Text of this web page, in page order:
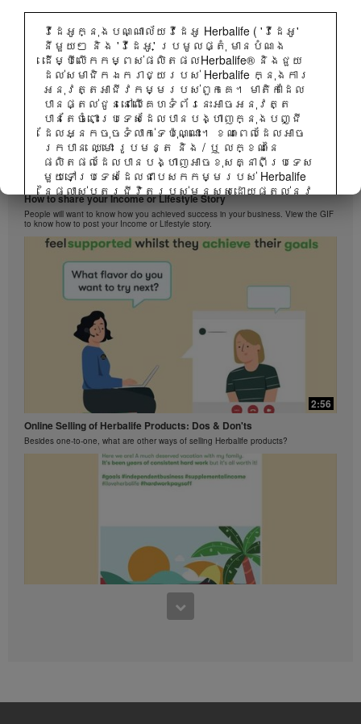
វីដេអូក្នុងបណ្ណាល័យវីដេអូ Herbalife ( 'វីដេអូ'
នីមួយៗ និង 'វីដេអូ' ប្រមូលផ្តុំ មានបំណង
ដើម្បីលើកកម្ពស់ផលិតផលHerbalife® និងជួយ
ដល់សមាជិកឯករាជ្យរបស់ Herbalife ក្នុងការ
អនុវត្តអាជីវកម្មរបស់ពួកគេ។ មាតិកាដែល
បានផ្តល់ជូននៅលើគេហទំព័រនេះអាចអនុវត្ត
បានតែចំពោះប្រទេសដែលបានបង្ហាញក្នុងបញ្ជី
ដែលអ្នកចុចទំលាក់ទេប៉ុណ្ណោះ។ ខណៈពេលដែលអាច
រកបាន ឈ្មោះ រូបមន្ត និង / ឬ លក្ខណៈនៃ
ផលិតផលដែលបានបង្ហាញអាចខុសគ្នាពីប្រទេស
មួយទៅប្រទេសដែលជាបេសកកម្មរបស់ Herbalife
នៃផ្លាស់ប្តូរជីវិតរបស់មនុស្សដោយផ្តល់នូវ
ឱកាសអាជីវកម្មល្អបំផុតនៅក្នុងការលក់ដោយ
ផ្ទាល់និងអាហារូបត្ថម្ភនិងផលិតផលគ្រប់
គ្រងទម្ងន់ដែលល្អបំផុតគឺ ប្រើប្រាស់បាននៅ
គ្រប់ទីកន្លែង។
វីដេអូអាចរួមមានទាំងបរិមាណលក់ ឬបទពិសោធន៍
នៃប្រាក់ចំណូលរបស់សមាជិកឯករាជ្យរបស់
Herbalife ដែលមាននៅក្នុងកម្រិតខុសគ្នានៅក្នុង
ផែនការទីផ្សារនិងអ្នកដែលរស់នៅក្នុងបណ្តា
ប្រទេសជាច្រើន។ ប្រាក់ចំណូលអនុវត្តចំពោះ
បុគ្គលមនុស្សម្នាក់ៗ (ឬ ឧទាហរណ៍) ត្រួវ
បានពណ៌នា និងមិនមែនជាមធ្យមភាគ ហើយក៏មិន
អាចបង្ហាញការធានានូវអ្វីដែឡអ្នករកបាន។
សម្រាប់ទិន្នន័យជាមធ្យមថ្មីបំផុត
លទ្ធផលហិរញ្ញវត្ថុអនុវត្តទៅតំបន់ដែល
អ្នកធ្វើមុខជំនួញរបស់អ្នក, សូមពិគ្រោះ
ជាមួយ Herbalife.com ឬ MyHerbalife.com ។
ស្រដៀងគ្នានេះដែរ ការធានាអះអាងពីការស្រក
ទំងន់ខ្លាំង ឬ លឿន គឺមិនត្រូវបានអនុញ្ញាត
ឲ្យប្រើ។ ការស្រកទម្ងន់របស់បុគ្គល
បានចាប់ផ្តើមនិងការហាត់ប្រាណ។ ទាក់ទងនឹង
ការធានាអះអាងសម្រាប់ការសម្រកទំងន់ក្នុង
ការធ្ចើអាជីវកម្ម នៅក្នុងប្រទេសរបស់អ្នក
សូមពិគ្រោះជាមួយសៀវភៅអាជីពរបស់អ្នក ឬ
MyHerbalife.com ។
មនុស្សគ្រប់រូបគួរតែពិគ្រោះជាមួយគ្រូពេទ្យ
របស់គាត់នៅមុនពេលការចាប់ផ្តើមកម្មវិធី
How to share your Income or Lifestyle Story
People will want to know how you achieved success in your business. View the GIF
to know how to post your Income or Lifestyle story.
2:56
Online Selling of Herbalife Products: Dos & Don'ts
Besides one-to-one, what are other ways of selling Herbalife products?